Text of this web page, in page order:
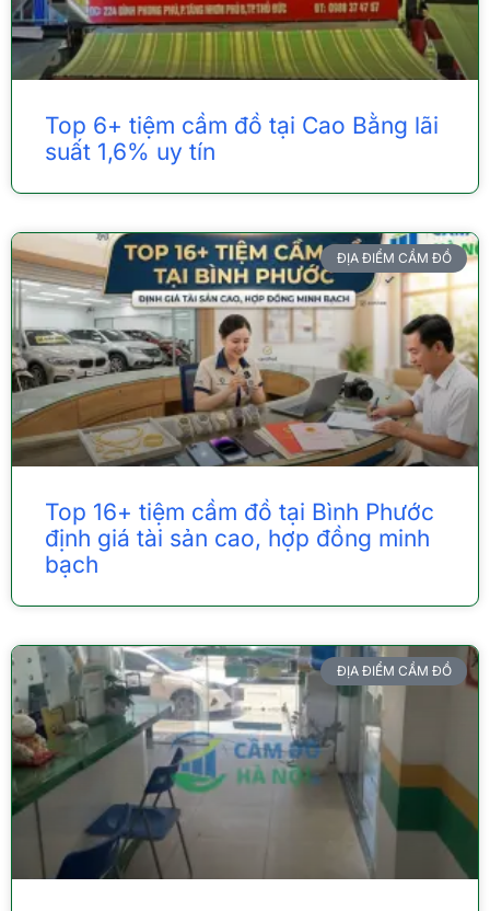
Top 6+ tiệm cầm đồ tại Cao Bằng lãi
suất 1,6% uy tín
ĐỊA ĐIỂM CẦM ĐỒ
Top 16+ tiệm cầm đồ tại Bình Phước
định giá tài sản cao, hợp đồng minh
bạch
ĐỊA ĐIỂM CẦM ĐỒ